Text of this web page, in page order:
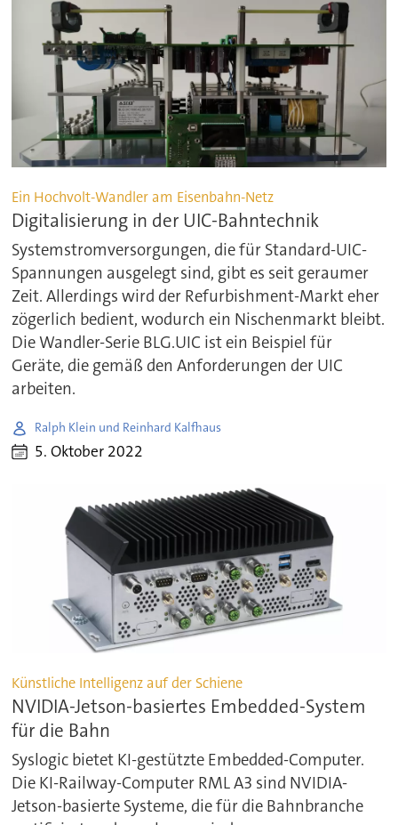
Ein Hochvolt-Wandler am Eisenbahn-Netz
Digitalisierung in der UIC-Bahntechnik
Systemstromversorgungen, die für Standard-UIC-
Spannungen ausgelegt sind, gibt es seit geraumer
Zeit. Allerdings wird der Refurbishment-Markt eher
zögerlich bedient, wodurch ein Nischenmarkt bleibt.
Die Wandler-Serie BLG.UIC ist ein Beispiel für
Geräte, die gemäß den Anforderungen der UIC
arbeiten.
Ralph Klein und Reinhard Kalfhaus
5. Oktober 2022
Künstliche Intelligenz auf der Schiene
NVIDIA-Jetson-basiertes Embedded-System
für die Bahn
Syslogic bietet KI-gestützte Embedded-Computer.
Die KI-Railway-Computer RML A3 sind NVIDIA-
Jetson-basierte Systeme, die für die Bahnbranche